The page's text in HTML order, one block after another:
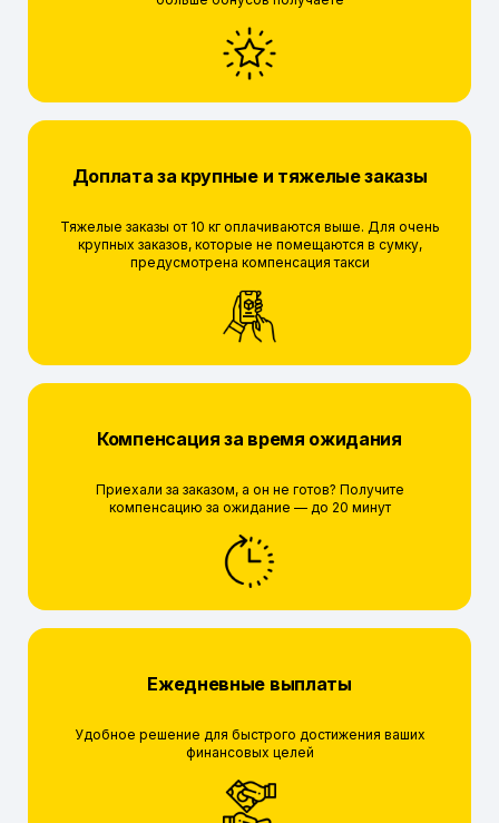
Доплата за крупные и тяжелые заказы
Тяжелые заказы от 10 кг оплачиваются выше. Для очень
крупных заказов, которые не помещаются в сумку,
предусмотрена компенсация такси
Компенсация за время ожидания
Приехали за заказом, а он не готов? Получите
компенсацию за ожидание — до 20 минут
Ежедневные выплаты
Удобное решение для быстрого достижения ваших
финансовых целей